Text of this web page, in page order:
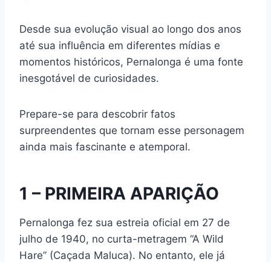
Desde sua evolução visual ao longo dos anos
até sua influência em diferentes mídias e
momentos históricos, Pernalonga é uma fonte
inesgotável de curiosidades.
Prepare-se para descobrir fatos
surpreendentes que tornam esse personagem
ainda mais fascinante e atemporal.
1 – PRIMEIRA APARIÇÃO
Pernalonga fez sua estreia oficial em 27 de
julho de 1940, no curta-metragem “A Wild
Hare” (Caçada Maluca). No entanto, ele já